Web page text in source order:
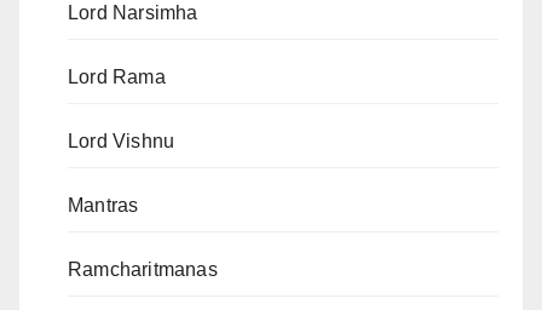
Lord Narsimha
Lord Rama
Lord Vishnu
Mantras
Ramcharitmanas